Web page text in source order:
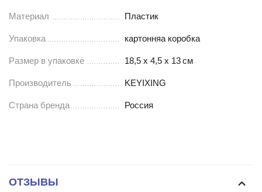
Материал Пластик
Упаковка картонняа коробка
Размер в упаковке 18,5 х 4,5 х 13см
Производитель KEYIXING
Страна бренда Россия
ОТЗЫВЫ